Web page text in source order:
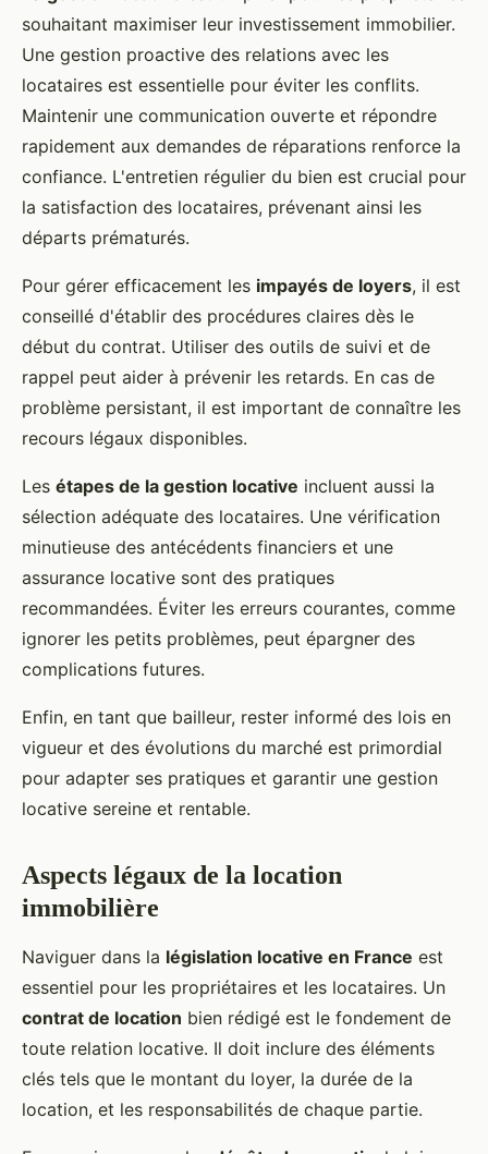
souhaitant maximiser leur investissement immobilier.
Une gestion proactive des relations avec les
locataires est essentielle pour éviter les conflits.
Maintenir une communication ouverte et répondre
rapidement aux demandes de réparations renforce la
confiance. L'entretien régulier du bien est crucial pour
la satisfaction des locataires, prévenant ainsi les
départs prématurés.
Pour gérer efficacement les impayés de loyers, il est
conseillé d'établir des procédures claires dès le
début du contrat. Utiliser des outils de suivi et de
rappel peut aider à prévenir les retards. En cas de
problème persistant, il est important de connaître les
recours légaux disponibles.
Les étapes de la gestion locative incluent aussi la
sélection adéquate des locataires. Une vérification
minutieuse des antécédents financiers et une
assurance locative sont des pratiques
recommandées. Éviter les erreurs courantes, comme
ignorer les petits problèmes, peut épargner des
complications futures.
Enfin, en tant que bailleur, rester informé des lois en
vigueur et des évolutions du marché est primordial
pour adapter ses pratiques et garantir une gestion
locative sereine et rentable.
Aspects légaux de la location
immobilière
Naviguer dans la législation locative en France est
essentiel pour les propriétaires et les locataires. Un
contrat de location bien rédigé est le fondement de
toute relation locative. Il doit inclure des éléments
clés tels que le montant du loyer, la durée de la
location, et les responsabilités de chaque partie.